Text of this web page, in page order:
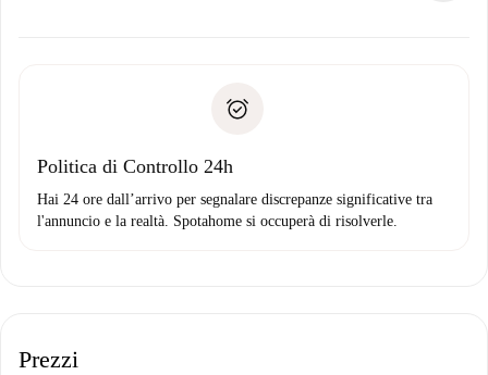
Domiciliazione del pagamento
solo se non segnali problemi.
Politica di Controllo 24h
Hai 24 ore dall’arrivo per segnalare discrepanze significative tra
l'annuncio e la realtà. Spotahome si occuperà di risolverle.
Prezzi